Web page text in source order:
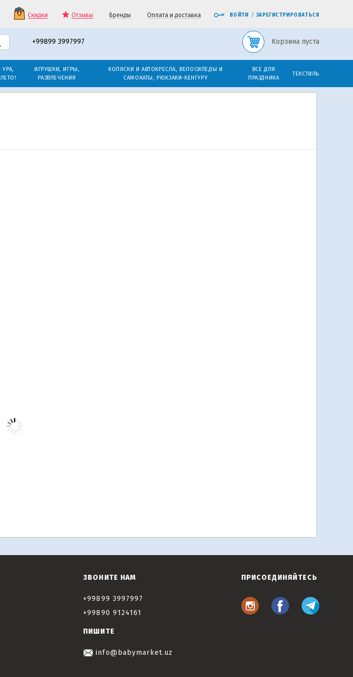
Скидки Отзывы Бренды Оплата и доставка ВОЙТИ / ЗАРЕГИСТРИРОВАТЬСЯ
+99899 3997997 Корзина пуста
УРА,
ЛЕТО!
ИГРУШКИ, ИГРЫ,
РАЗВЛЕЧЕНИЯ
КОЛЯСКИ И АВТОКРЕСЛА, ВЕЛОСИПЕДЫ И
САМОКАТЫ, РЮКЗАКИ-КЕНГУРУ
ВСЕ ДЛЯ
ПРАЗДНИКА
ТЕКСТИЛЬ
ЗВОНИТЕ НАМ
+99899 3997997
+99890 9124161
ПИШИТЕ
info@babymarket.uz
ПРИСОЕДИНЯЙТЕСЬ